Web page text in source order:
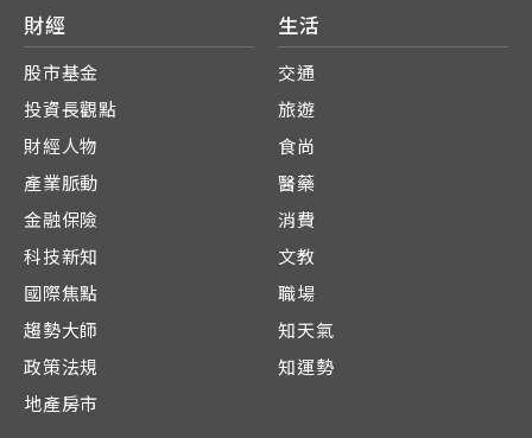
財經
股市基金
投資長觀點
財經人物
產業脈動
金融保險
科技新知
國際焦點
趨勢大師
政策法規
地產房市
生活
交通
旅遊
食尚
醫藥
消費
文教
職場
知天氣
知運勢